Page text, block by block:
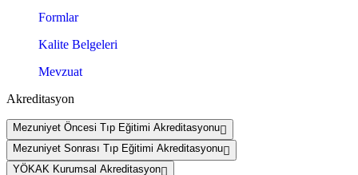
Formlar
Kalite Belgeleri
Mevzuat
Akreditasyon
Mezuniyet Öncesi Tıp Eğitimi Akreditasyonu
Mezuniyet Sonrası Tıp Eğitimi Akreditasyonu
YÖKAK Kurumsal Akreditasyon